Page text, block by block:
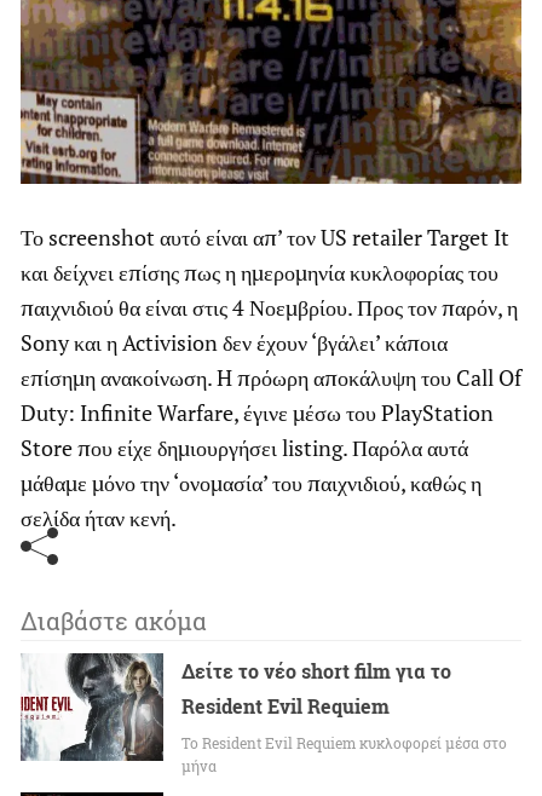
Το screenshot αυτό είναι απ’ τον US retailer Target It
και δείχνει επίσης πως η ημερομηνία κυκλοφορίας του
παιχνιδιού θα είναι στις 4 Νοεμβρίου. Προς τον παρόν, η
Sony και η Activision δεν έχουν ‘βγάλει’ κάποια
επίσημη ανακοίνωση. H πρόωρη αποκάλυψη του Call Of
Duty: Infinite Warfare, έγινε μέσω του PlayStation
Store που είχε δημιουργήσει listing. Παρόλα αυτά
μάθαμε μόνο την ‘ονομασία’ του παιχνιδιού, καθώς η
σελίδα ήταν κενή.
Διαβάστε ακόμα
Δείτε το νέο short film για το
Resident Evil Requiem
To Resident Evil Requiem κυκλοφορεί μέσα στο
μήνα